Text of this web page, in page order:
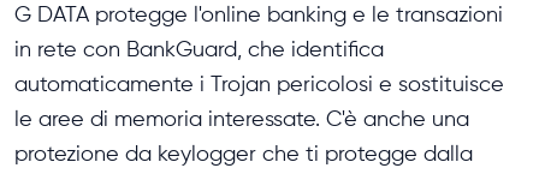
G DATA protegge l'online banking e le transazioni
in rete con BankGuard, che identifica
automaticamente i Trojan pericolosi e sostituisce
le aree di memoria interessate. C'è anche una
protezione da keylogger che ti protegge dalla